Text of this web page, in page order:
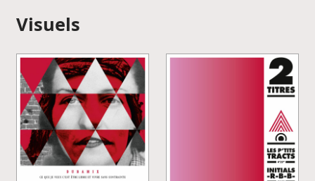
Visuels